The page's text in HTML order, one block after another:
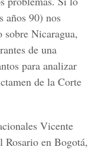
años 90) nos
Nicaragua,
de una
para analizar
de la Corte
Vicente
Rosario en Bogotá,